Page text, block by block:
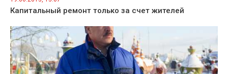
Капитальный ремонт только за счет жителей